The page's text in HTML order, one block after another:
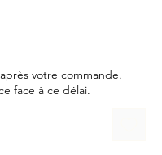
votre commande.
face à ce délai.